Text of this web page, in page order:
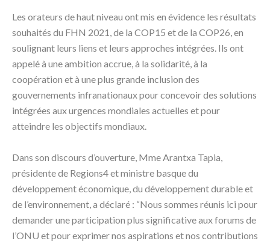
Les orateurs de haut niveau ont mis en évidence les résultats
souhaités du FHN 2021, de la COP15 et de la COP26, en
soulignant leurs liens et leurs approches intégrées. Ils ont
appelé à une ambition accrue, à la solidarité, à la
coopération et à une plus grande inclusion des
gouvernements infranationaux pour concevoir des solutions
intégrées aux urgences mondiales actuelles et pour
atteindre les objectifs mondiaux.
Dans son discours d’ouverture, Mme Arantxa Tapia,
présidente de Regions4 et ministre basque du
développement économique, du développement durable et
de l’environnement, a déclaré : “Nous sommes réunis ici pour
demander une participation plus significative aux forums de
l’ONU et pour exprimer nos aspirations et nos contributions